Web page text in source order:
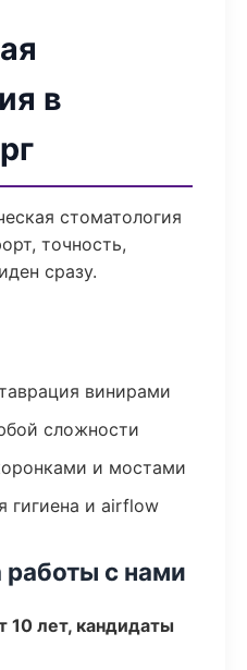
в
стоматология
точность,
сразу.
винирами
сложности
и мостами
гигиена и airflow
с нами
10 лет, кандидаты